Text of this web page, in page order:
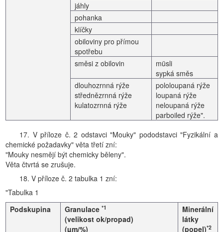
jáhly
pohanka
klíčky
obiloviny pro přímou
spotřebu
směsi z obilovin
müsli
sypká směs
dlouhozrnná rýže
střednězrnná rýže
kulatozrnná rýže
pololoupaná rýže
loupaná rýže
neloupaná rýže
parboiled rýže".
17. V příloze č. 2 odstavci "Mouky" pododstavci "Fyzikální a
chemické požadavky" věta třetí zní:
"Mouky nesmějí být chemicky běleny".
Věta čtvrtá se zrušuje.
18. V příloze č. 2 tabulka 1 zní:
"Tabulka 1
Podskupina
Granulace *1
(velikost ok/propad)
(µm/%)
Minerální
látky
(popel)*2